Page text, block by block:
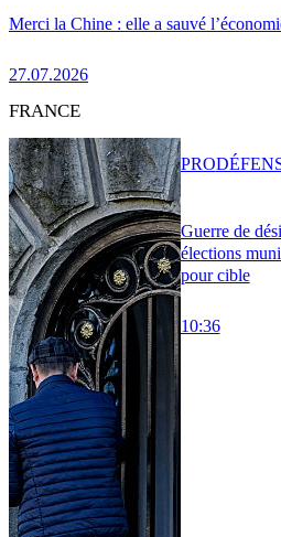
Merci la Chine : elle a sauvé
27.07.2026
FRANCE
Guerre de
élections
pour cible
10:36
PRO